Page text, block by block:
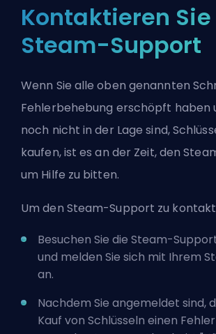
Kontaktieren
Steam-Support
Wenn Sie alle oben genannten
Fehlerbehebung erschöpft haben
noch nicht in der Lage sind,
kaufen, ist es an der Zeit, den
um Hilfe zu bitten.
Um den Steam-Support zu
Besuchen Sie die Steam-
und melden Sie sich mit Ihrem
an.
Nachdem Sie angemeldet sind,
Kauf von Schlüsseln einen